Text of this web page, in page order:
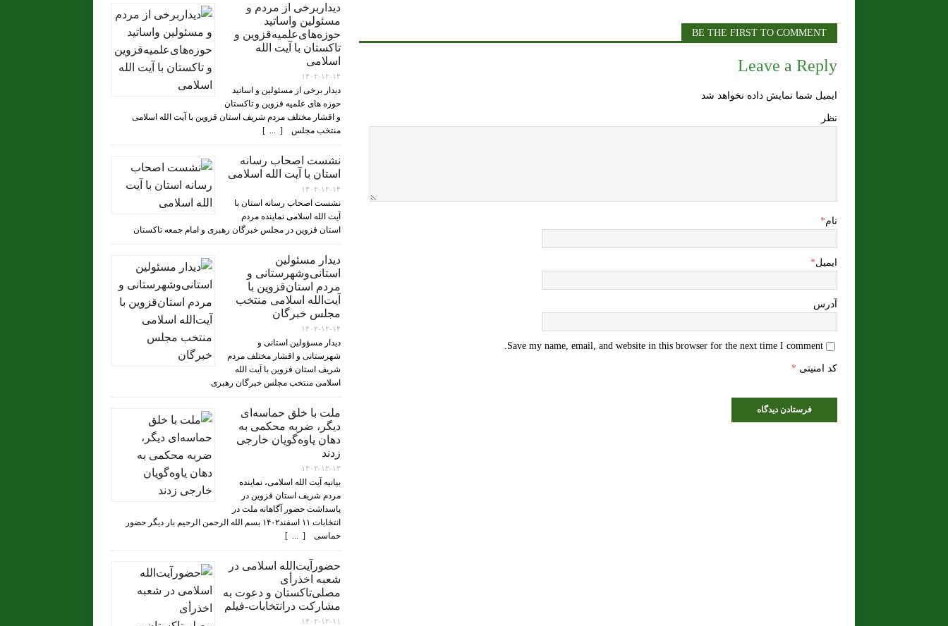
l
ge
e
BE THE FIRST TO COMMENT
Leave a Reply
ایمیل شما نمایش داده نخواهد شد
نظر
نام*
ایمیل*
آدرس
Save my name, email, and website in this browser for the next time I comment.
کد امنیتی *
دیداربرخی از مردم و
مسئولین واساتید
حوزه‌های‌علمیه‌قزوین و
تاکستان با آیت الله
اسلامی
۱۴۰۲-۱۲-۱۴
دیدار برخی از مسئولین و اساتید
حوزه های علمیه قزوین و تاکستان
و اقشار مختلف مردم شریف استان قزوین با آیت الله اسلامی
منتخب مجلس [ ... ]
نشست اصحاب رسانه
استان با آیت الله اسلامی
۱۴۰۲-۱۲-۱۴
نشست اصحاب رسانه استان با
آیت الله اسلامی نماینده مردم
استان قزوین در مجلس خبرگان رهبری و امام جمعه تاکستان
دیدار مسئولین
استانی‌وشهرستانی و
مردم‌ استان‌قزوین با
آیت‌الله‌ اسلامی منتخب
مجلس‌ خبرگان
۱۴۰۲-۱۲-۱۴
دیدار مسؤولین استانی و
شهرستانی و اقشار مختلف مردم
شریف استان قزوین با آیت الله
اسلامی منتخب مجلس خبرگان رهبری
ملت با خلق حماسه‌ای
دیگر، ضربه محکمی به
دهان یاوه‌گویان خارجی
زدند
۱۴۰۲-۱۲-۱۳
بیانیه آیت الله اسلامی، نماینده
مردم شریف استان قزوین در
پاسداشت حضور آگاهانه ملت در
انتخابات ۱۱ اسفند۱۴۰۲ بسم الله الرحمن الرحیم بار دیگر حضور
حماسی [ ... ]
حضورآیت‌الله اسلامی در
شعبه اخذرأی
مصلی‌تاکستان و دعوت به
مشارکت درانتخابات-فیلم
۱۴۰۲-۱۲-۱۱